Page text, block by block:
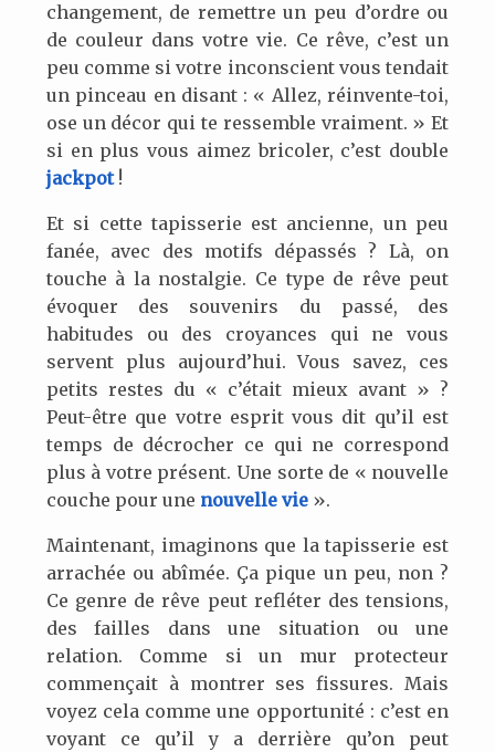
changement, de remettre un peu d’ordre ou
de couleur dans votre vie. Ce rêve, c’est un
peu comme si votre inconscient vous tendait
un pinceau en disant : « Allez, réinvente-toi,
ose un décor qui te ressemble vraiment. » Et
si en plus vous aimez bricoler, c’est double
jackpot!
Et si cette tapisserie est ancienne, un peu
fanée, avec des motifs dépassés ? Là, on
touche à la nostalgie. Ce type de rêve peut
évoquer des souvenirs du passé, des
habitudes ou des croyances qui ne vous
servent plus aujourd’hui. Vous savez, ces
petits restes du « c’était mieux avant » ?
Peut-être que votre esprit vous dit qu’il est
temps de décrocher ce qui ne correspond
plus à votre présent. Une sorte de « nouvelle
couche pour une nouvelle vie».
Maintenant, imaginons que la tapisserie est
arrachée ou abîmée. Ça pique un peu, non ?
Ce genre de rêve peut refléter des tensions,
des failles dans une situation ou une
relation. Comme si un mur protecteur
commençait à montrer ses fissures. Mais
voyez cela comme une opportunité : c’est en
voyant ce qu’il y a derrière qu’on peut